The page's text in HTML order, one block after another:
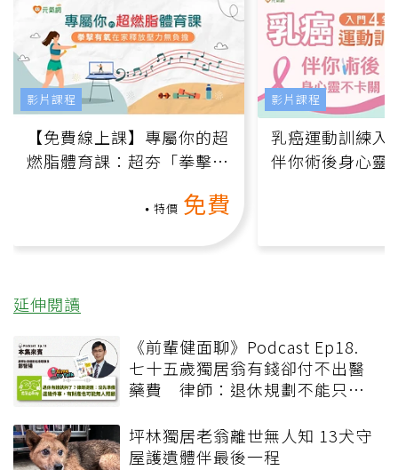
【免費線上課】專屬你的超
燃脂體育課：超夯「拳擊有
特價 免費
影片課程
乳癌運動訓練入
伴你術後身心靈
影片課程
延伸閱讀
《前輩健面聊》Podcast Ep18.
七十五歲獨居翁有錢卻付不出醫
藥費 律師：退休規劃不能只有
坪林獨居老翁離世無人知 13犬守
屋護遺體伴最後一程